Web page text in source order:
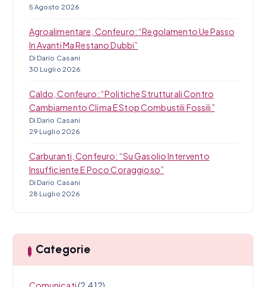
5 Agosto 2026
Agroalimentare, Confeuro: “Regolamento Ue Passo
In Avanti Ma Restano Dubbi”
Di Dario Casani
30 Luglio 2026
Caldo, Confeuro: “Politiche Strutturali Contro
Cambiamento Clima E Stop Combustili Fossili”
Di Dario Casani
29 Luglio 2026
Carburanti, Confeuro: “Su Gasolio Intervento
Insufficiente E Poco Coraggioso”
Di Dario Casani
28 Luglio 2026
Categorie